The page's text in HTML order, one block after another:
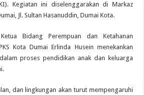
Kegiatan ini diselenggarakan di Markaz
Jl. Sultan Hasanuddin, Dumai Kota.
Bidang Perempuan dan Ketahanan
Kota Dumai Erlinda Husein menekankan
proses pendidikan anak dan keluarga
dan lingkungan akan turut mempengaruhi